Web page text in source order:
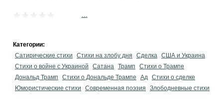
Категории:
Сатирические стихи
Стихи на злобу дня Сделка США и Украина
Стихи о войне с Украиной
Сатана Трамп
Стихи о Трампе
Дональд Трамп
Стихи о Дональде Трампе Ад Стихи о сделке
Юмористические стихи
Современная поэзия Злободневные стихи